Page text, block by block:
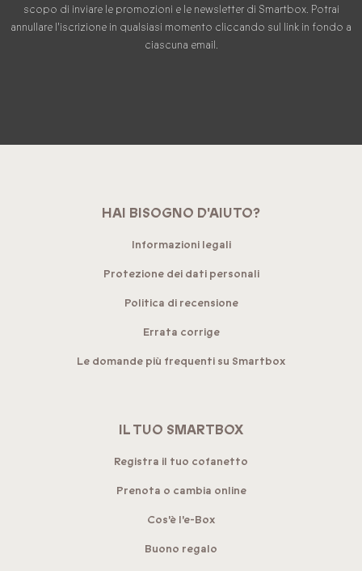
scopo di inviare le promozioni e le newsletter di Smartbox. Potrai
annullare l'iscrizione in qualsiasi momento cliccando sul link in fondo a
ciascuna email.
HAI BISOGNO D'AIUTO?
Informazioni legali
Protezione dei dati personali
Politica di recensione
Errata corrige
Le domande più frequenti su Smartbox
IL TUO SMARTBOX
Registra il tuo cofanetto
Prenota o cambia online
Cos'è l'e-Box
Buono regalo